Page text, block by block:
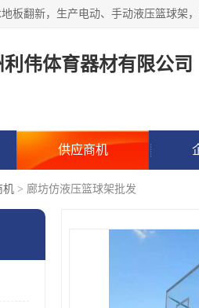
利伟体育器材有限公司
供应商机
机 > 廊坊仿液压篮球架批发